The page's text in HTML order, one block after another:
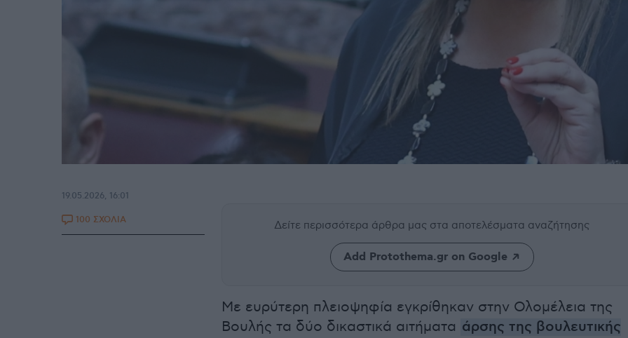
Δείτε περισσότερα άρθρα μας στα αποτελέσματα αναζήτησης
Add Protothema.gr on Google
Με ευρύτερη πλειοψηφία εγκρίθηκαν στην Ολομέλεια της
Βουλής τα δύο δικαστικά αιτήματα άρσης της βουλευτικής
19.05.2026, 16:01
100 ΣΧΟΛΙΑ